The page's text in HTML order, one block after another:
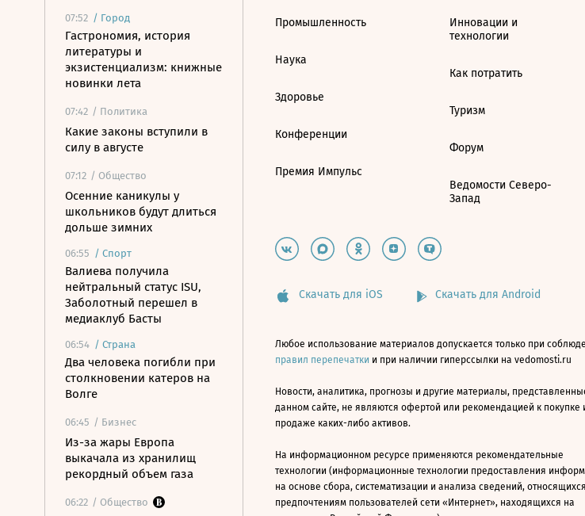
07:52 / Город
Гастрономия, история
литературы и
экзистенциализм: книжные
новинки лета
07:42 / Политика
Какие законы вступили в
силу в августе
07:12 / Общество
Осенние каникулы у
школьников будут длиться
дольше зимних
06:55 / Спорт
Валиева получила
нейтральный статус ISU,
Заболотный перешел в
медиаклуб Басты
06:54 / Страна
Два человека погибли при
столкновении катеров на
Волге
06:45 / Бизнес
Из-за жары Европа
выкачала из хранилищ
рекордный объем газа
06:22 / Общество
Промышленность
Наука
Здоровье
Конференции
Премия Импульс
Инновации и
технологии
Как потратить
Туризм
Форум
Ведомости Северо-
Запад
Скачать для iOS Скачать для Android
Любое использование материалов допускается только при
правил перепечатки и при наличии гиперссылки на vedomosti.ru
Новости, аналитика, прогнозы и другие материалы,
данном сайте, не являются офертой или рекомендацией к покупке
продаже каких-либо активов.
На информационном ресурсе применяются рекомендательные
технологии (информационные технологии предоставления
на основе сбора, систематизации и анализа сведений,
предпочтениям пользователей сети «Интернет», находящихся на